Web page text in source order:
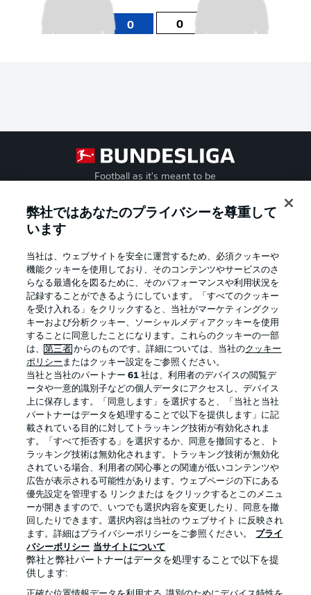
0 0
Football as it's meant to be
Official Partners
プライバシー・ポリシー 優先設定を管理する
利用条件 放送局
求人 選手
当サイトについて
弊社ではあなたのプライバシーを尊重して
います
当社は、ウェブサイトを安全に運営するため、必須クッキーや
機能クッキーを使用しており、そのコンテンツやサービスのさ
らなる最適化を図るために、そのパフォーマンスや利用状況を
記録することができるようにしています。「すべてのクッキー
を受け入れる」をクリックすると、当社がマーケティングクッ
キーおよび分析クッキー、ソーシャルメディアクッキーを使用
することに同意したことになります。これらのクッキーの一部
は、第三者 からのものです。詳細については、当社のクッキー
ポリシー またはクッキー設定をご参照ください。
当社と当社のパートナー61 社は、利用者のデバイスの閲覧デ
ータや一意的識別子などの個人データにアクセスし、デバイス
上に保存します。「同意します」を選択すると、「当社と当社
パートナーはデータを処理することで以下を提供します」に記
載されている目的に対してトラッキング技術が有効化されま
す。「すべて拒否する」を選択するか、同意を撤回すると、ト
ラッキング技術は無効化されます。トラッキング技術が無効化
されている場合、利用者の関心事との関連が低いコンテンツや
広告が表示される可能性があります。ウェブページの下にある
優先設定を管理する リンクまたは をクリックするとこのメニュ
ーが開きますので、いつでも選択内容を変更したり、同意を撤
回したりできます。選択内容は当社の ウェブサイト に反映され
ます。詳細はプライバシーポリシーをご参照ください。
プライ
バシーポリシー 当サイトについて
弊社と弊社パートナーはデータを処理することで以下を提
供します: